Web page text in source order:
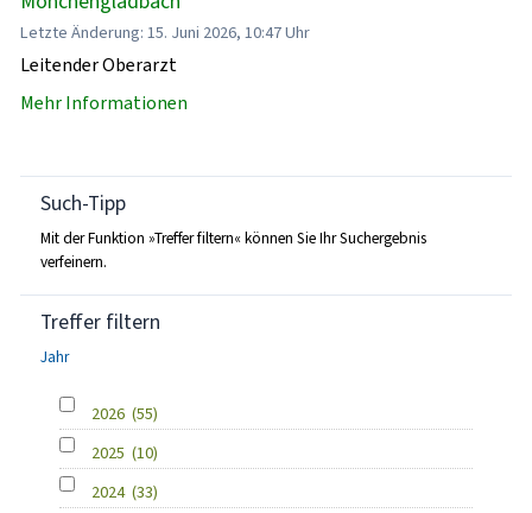
Letzte Änderung: 15. Juni 2026, 10:47 Uhr
Leitender Oberarzt
Mehr Informationen
Such-Tipp
Mit der Funktion »Treffer filtern« können Sie Ihr Suchergebnis
verfeinern.
Treffer filtern
Jahr
2026 (55)
2025 (10)
2024 (33)